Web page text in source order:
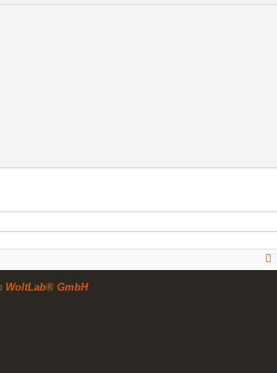
WoltLab® GmbH